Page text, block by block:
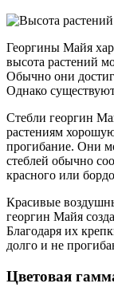
Георгины Майя
высота растений
Обычно они
Однако
Стебли георгин
растениям
прогибание. Они
стеблей обычно
красного или
Красивые
георгин Майя
Благодаря их
долго и не
Цветовая